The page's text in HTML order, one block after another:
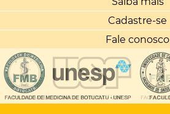
Cadastre-se
Fale conosco